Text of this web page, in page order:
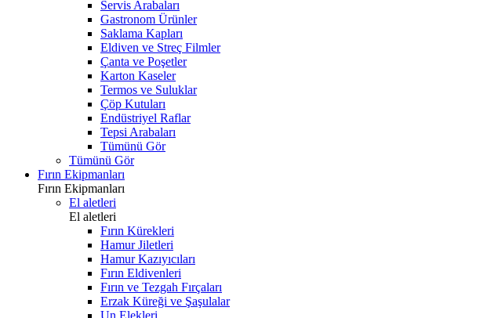
Servis Arabaları
Gastronom Ürünler
Saklama Kapları
Eldiven ve Streç Filmler
Çanta ve Poşetler
Karton Kaseler
Termos ve Suluklar
Çöp Kutuları
Endüstriyel Raflar
Tepsi Arabaları
Tümünü Gör
Tümünü Gör
Fırın Ekipmanları
Fırın Ekipmanları
El aletleri
El aletleri
Fırın Kürekleri
Hamur Jiletleri
Hamur Kazıyıcıları
Fırın Eldivenleri
Fırın ve Tezgah Fırçaları
Erzak Küreği ve Şaşulalar
Un Elekleri